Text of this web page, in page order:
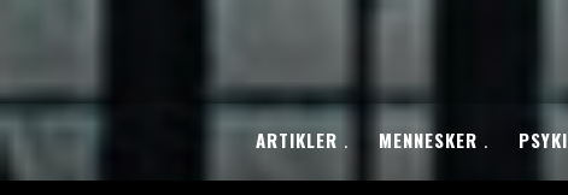
ARTIKLER MENNESKER